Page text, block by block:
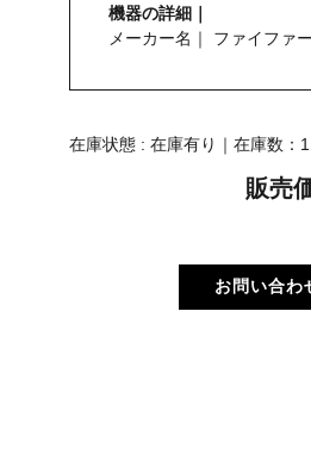
機器の詳細｜
メーカー名｜ ファイフ
在庫状態 : 在庫有り｜在庫数：1
販売